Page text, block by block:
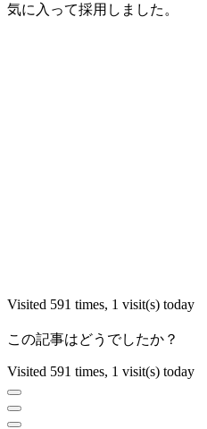
気に入って採用しました。
Visited 591 times, 1 visit(s) today
この記事はどうでしたか？
Visited 591 times, 1 visit(s) today